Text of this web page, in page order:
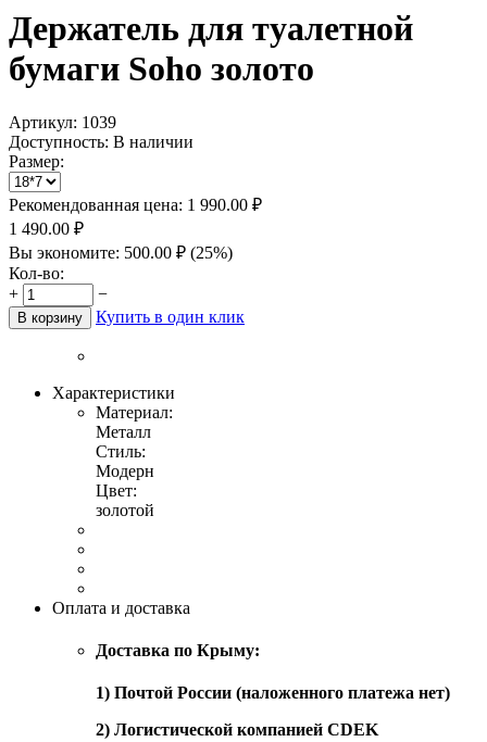
Держатель для туалетной
бумаги Soho золото
Артикул: 1039
Доступность: В наличии
Размер:
Рекомендованная цена: 1 990.00 ₽
1 490.00 ₽
Вы экономите: 500.00 ₽ (25%)
Кол-во:
+
−
В корзину Купить в один клик
Характеристики
Материал:
Металл
Стиль:
Модерн
Цвет:
золотой
Оплата и доставка
Доставка по Крыму:
1) Почтой России (наложенного платежа нет)
2) Логистической компанией CDEK